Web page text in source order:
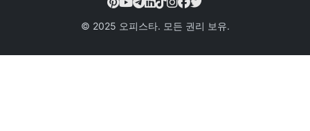
© 2025 오피스타. 모든 권리 보유.